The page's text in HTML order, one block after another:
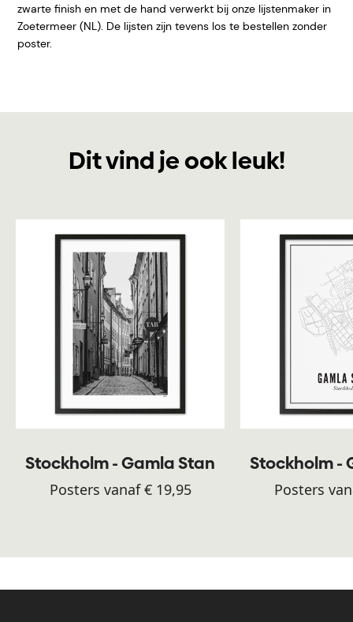
zwarte finish en met de hand verwerkt bij onze lijstenmaker in
Zoetermeer (NL). De lijsten zijn tevens los te bestellen zonder
poster.
Dit vind je ook leuk!
Stockholm - Gamla Stan
Posters vanaf € 19,95
Stockholm -
Posters